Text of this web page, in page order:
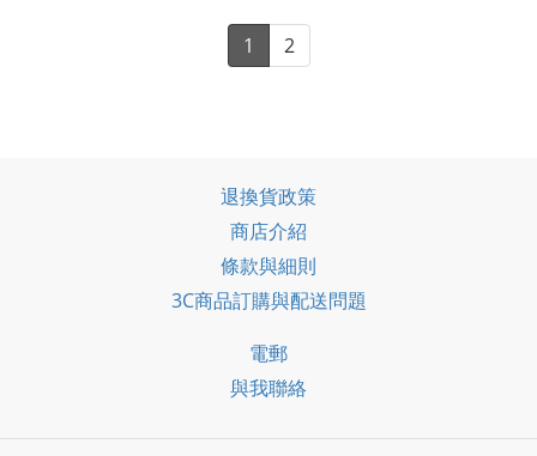
1 2
退換貨政策
商店介紹
條款與細則
3C商品訂購與配送問題
電郵
與我聯絡